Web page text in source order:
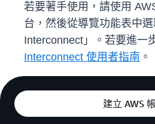
若要著手使用，請使用
台，然後從導覽功能表中
Interconnect」。若要進一
Interconnect 使用者指南 。
建立 AWS